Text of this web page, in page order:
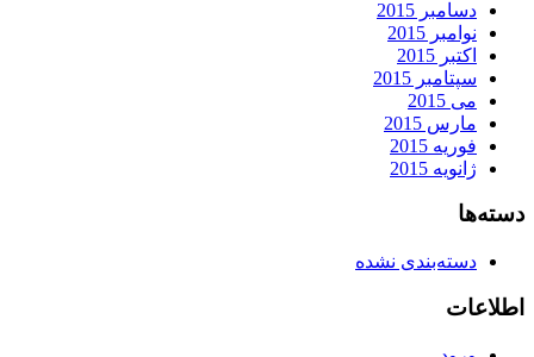
دسامبر 2015
نوامبر 2015
اکتبر 2015
سپتامبر 2015
می 2015
مارس 2015
فوریه 2015
ژانویه 2015
دسته‌ها
دسته‌بندی نشده
اطلاعات